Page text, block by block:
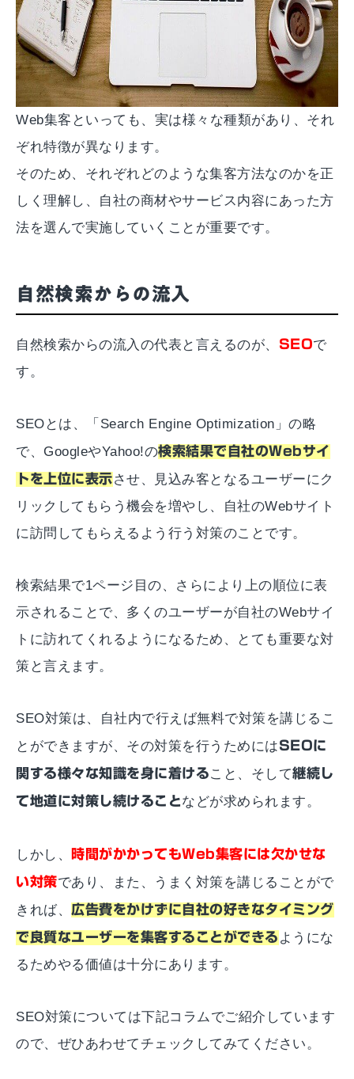
Web集客といっても、実は様々な種類があり、それ
ぞれ特徴が異なります。
そのため、それぞれどのような集客方法なのかを正
しく理解し、自社の商材やサービス内容にあった方
法を選んで実施していくことが重要です。
自然検索からの流入
自然検索からの流入の代表と言えるのが、 SEOで
す。
SEOとは、「Search Engine Optimization」の略
で、GoogleやYahoo!の検索結果で自社のWebサイ
トを上位に表示させ、見込み客となるユーザーにク
リックしてもらう機会を増やし、自社のWebサイト
に訪問してもらえるよう行う対策のことです。
検索結果で1ページ目の、さらにより上の順位に表
示されることで、多くのユーザーが自社のWebサイ
トに訪れてくれるようになるため、とても重要な対
策と言えます。
SEO対策は、自社内で行えば無料で対策を講じるこ
とができますが、その対策を行うためにはSEOに
関する様々な知識を身に着けること、そして継続し
て地道に対策し続けることなどが求められます。
しかし、 時間がかかってもWeb集客には欠かせな
い対策であり、また、うまく対策を講じることがで
きれば、広告費をかけずに自社の好きなタイミング
で良質なユーザーを集客することができる ようにな
るためやる価値は十分にあります。
SEO対策については下記コラムでご紹介しています
ので、ぜひあわせてチェックしてみてください。